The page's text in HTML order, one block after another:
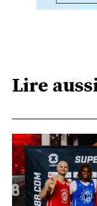
Lire